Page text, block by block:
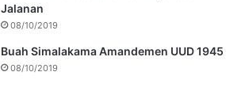
Jalanan
08/10/2019
Buah Simalakama Amandemen UUD 1945
08/10/2019